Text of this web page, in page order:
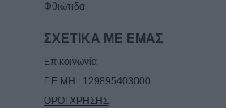
Φθιώτιδα
ΣΧΕΤΙΚΑ ΜΕ ΕΜΑΣ
Επικοινωνία
Γ.Ε.ΜΗ.: 129895403000
ΟΡΟΙ ΧΡΗΣΗΣ